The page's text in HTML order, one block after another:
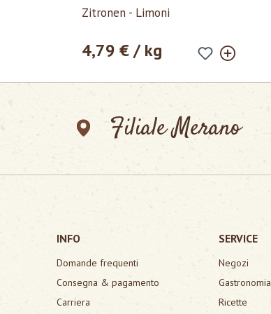
Zitronen - Limoni
Prezzo normale:
4,79 € / kg
Filiale Merano
INFO
Domande frequenti
Consegna & pagamento
Carriera
SERVICE
Negozi
Gastronomia
Ricette